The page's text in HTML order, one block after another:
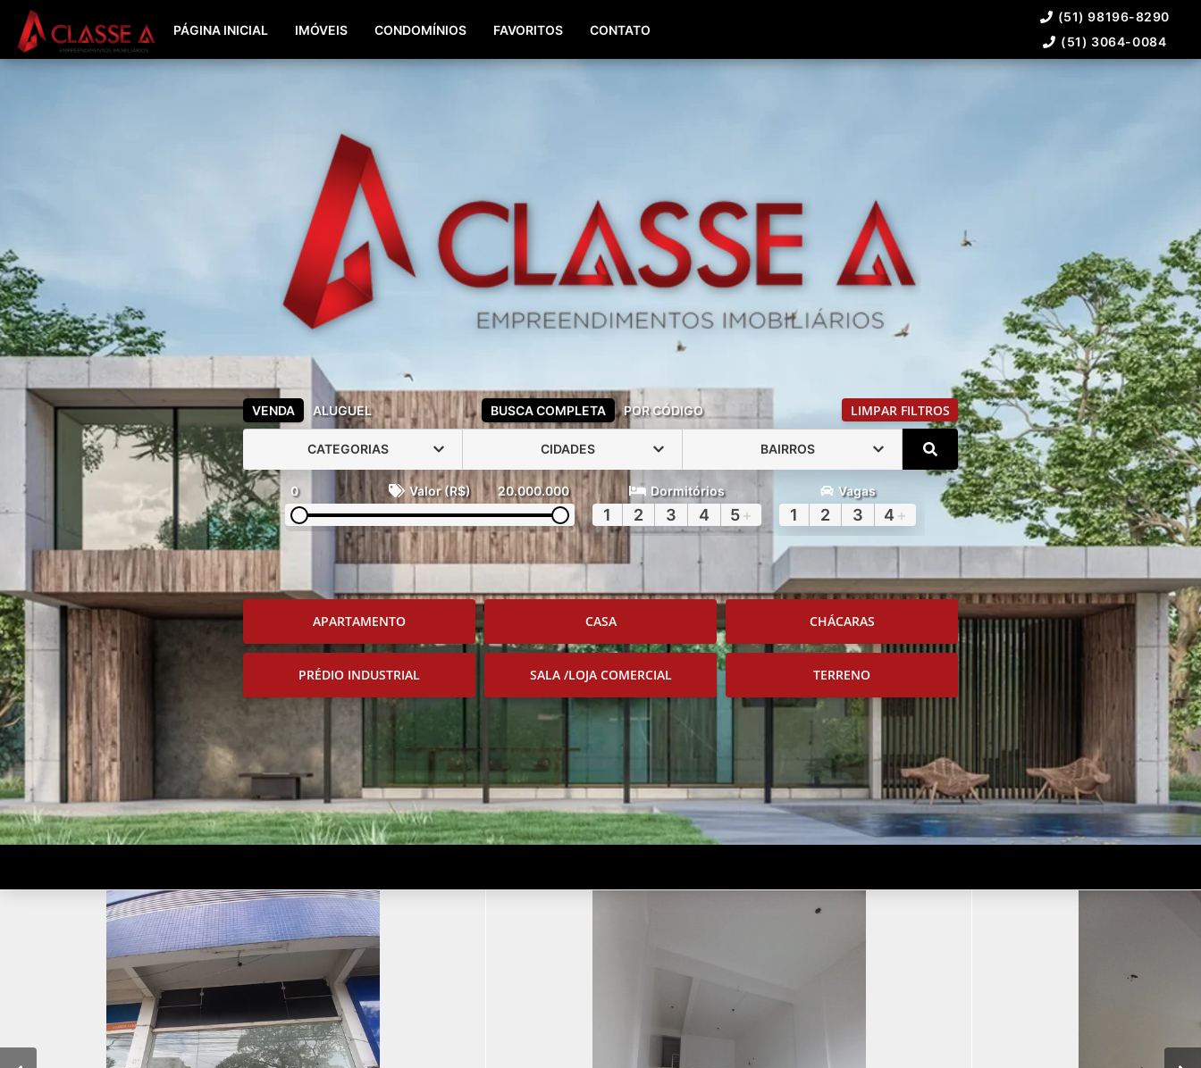
(51) 98196-8290 (51) 3064-0084
PÁGINA INICIAL IMÓVEIS CONDOMÍNIOS FAVORITOS CONTATO
(51) 98196-8290
(51) 3064-0084
VENDA ALUGUEL BUSCA COMPLETA POR CÓDIGO LIMPAR FILTROS
CATEGORIAS CIDADES BAIRROS
0 Valor (R$) 20.000.000 Dormitórios
1 2 3 4 5+
Vagas
1 2 3 4 +
APARTAMENTO CASA CHÁCARAS
PRÉDIO INDUSTRIAL SALA /LOJA COMERCIAL TERRENO